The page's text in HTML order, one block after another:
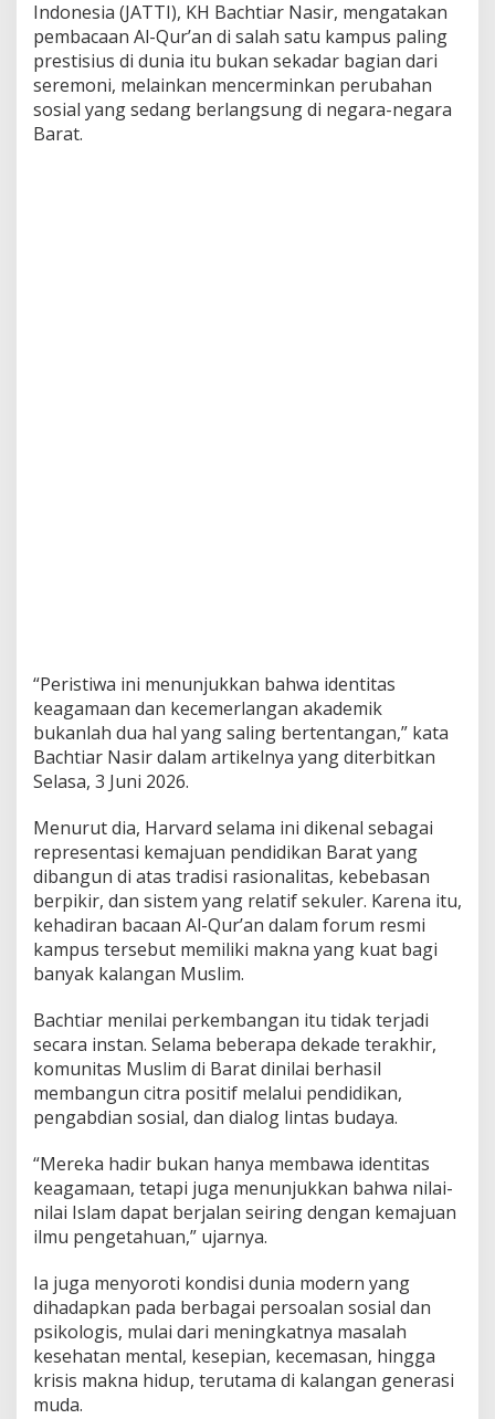
d
a
n
I
l
m
Indonesia (JATTI), KH Bachtiar Nasir, mengatakan
pembacaan Al-Qur’an di salah satu kampus paling
prestisius di dunia itu bukan sekadar bagian dari
seremoni, melainkan mencerminkan perubahan
sosial yang sedang berlangsung di negara-negara
Barat.
“Peristiwa ini menunjukkan bahwa identitas
keagamaan dan kecemerlangan akademik
bukanlah dua hal yang saling bertentangan,” kata
Bachtiar Nasir dalam artikelnya yang diterbitkan
Selasa, 3 Juni 2026.
Menurut dia, Harvard selama ini dikenal sebagai
representasi kemajuan pendidikan Barat yang
dibangun di atas tradisi rasionalitas, kebebasan
berpikir, dan sistem yang relatif sekuler. Karena itu,
kehadiran bacaan Al-Qur’an dalam forum resmi
kampus tersebut memiliki makna yang kuat bagi
banyak kalangan Muslim.
Bachtiar menilai perkembangan itu tidak terjadi
secara instan. Selama beberapa dekade terakhir,
komunitas Muslim di Barat dinilai berhasil
membangun citra positif melalui pendidikan,
pengabdian sosial, dan dialog lintas budaya.
“Mereka hadir bukan hanya membawa identitas
keagamaan, tetapi juga menunjukkan bahwa nilai-
nilai Islam dapat berjalan seiring dengan kemajuan
ilmu pengetahuan,” ujarnya.
Ia juga menyoroti kondisi dunia modern yang
dihadapkan pada berbagai persoalan sosial dan
psikologis, mulai dari meningkatnya masalah
kesehatan mental, kesepian, kecemasan, hingga
krisis makna hidup, terutama di kalangan generasi
muda.